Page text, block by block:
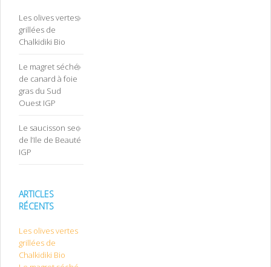
Les olives vertes
grillées de
Chalkidiki Bio
Le magret séché
de canard à foie
gras du Sud
Ouest IGP
Le saucisson sec
de l’Ile de Beauté
IGP
ARTICLES
RÉCENTS
Les olives vertes
grillées de
Chalkidiki Bio